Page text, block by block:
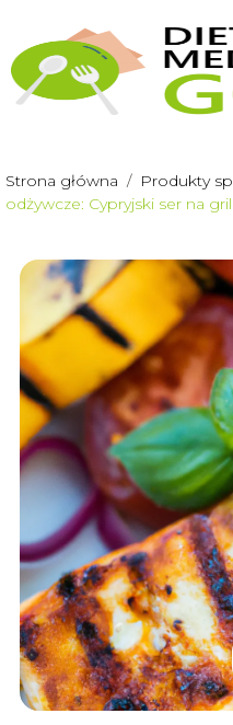
Strona główna / Produkty
odżywcze: Cypryjski ser na